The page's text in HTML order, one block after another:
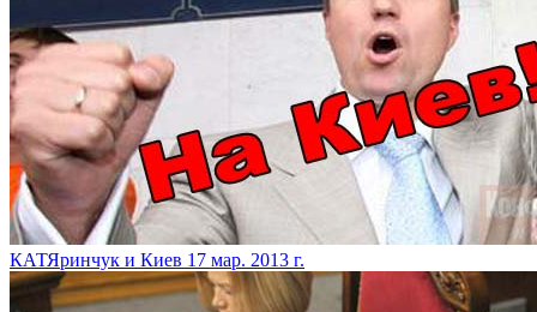
КАТЯринчук и Киев 17 мар. 2013 г.